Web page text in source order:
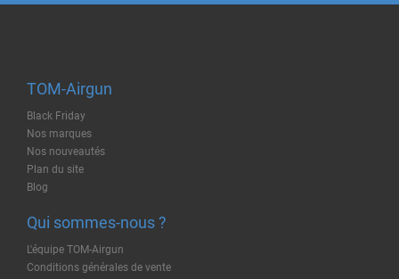
TOM-Airgun
Black Friday
Nos marques
Nos nouveautés
Plan du site
Blog
Qui sommes-nous ?
L'équipe TOM-Airgun
Conditions générales de vente